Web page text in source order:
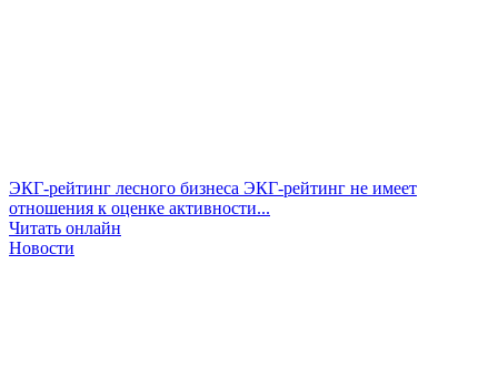
ЭКГ-рейтинг лесного бизнеса ЭКГ-рейтинг не имеет
отношения к оценке активности...
Читать онлайн
Новости